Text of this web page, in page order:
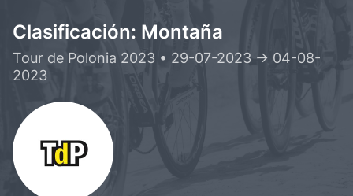
Clasificación: Montaña
Tour de Polonia 2023 • 29-07-2023 -> 04-08-
2023